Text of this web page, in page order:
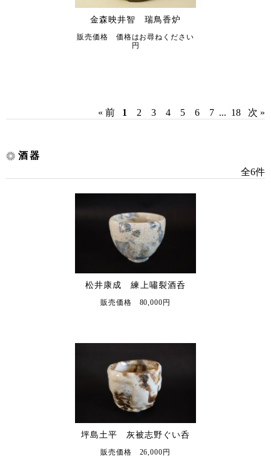
金森映井智 瑞鳥香炉
販売価格 価格はお尋ねください
円
« 前 1 2 3 4 5 6 7 ... 18 次 »
酒器
全6件
松井康成 練上嘯裂酒呑
販売価格 80,000円
坪島土平 灰被志野ぐい呑
販売価格 26,000円